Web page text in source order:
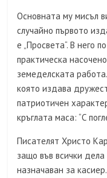
Основната му мисъл
случайно първото
е „Просвета“. В него
практическа
земеделската
която издава
патриотичен
кръглата маса: “С
Писателят Христо
защо във всички
назначаван за